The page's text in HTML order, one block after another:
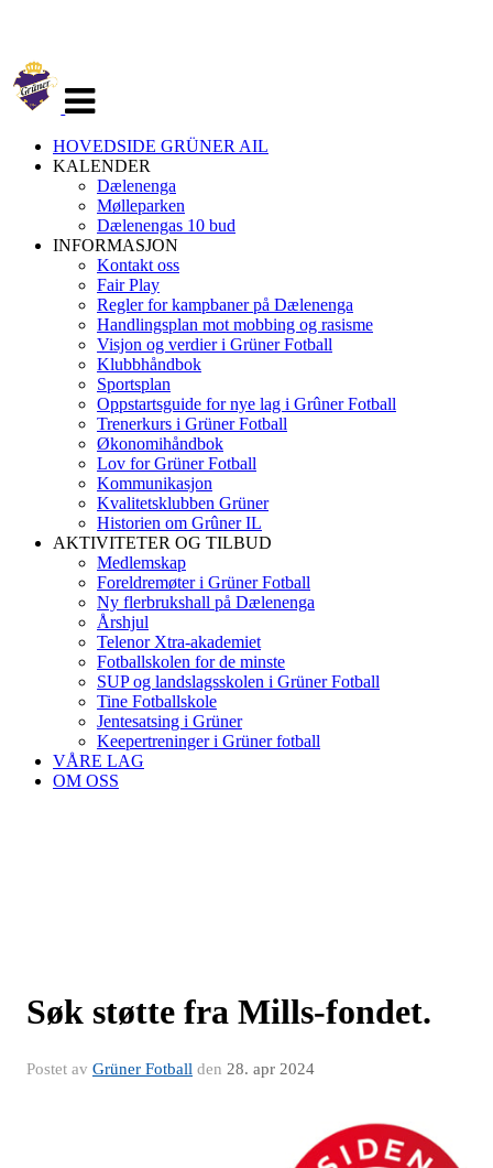
navigasjon
HOVEDSIDE GRÜNER AIL
KALENDER
Dælenenga
Mølleparken
Dælenengas 10 bud
INFORMASJON
Kontakt oss
Fair Play
Regler for kampbaner på Dælenenga
Handlingsplan mot mobbing og rasisme
Visjon og verdier i Grüner Fotball
Klubbhåndbok
Sportsplan
Oppstartsguide for nye lag i Grûner Fotball
Trenerkurs i Grüner Fotball
Økonomihåndbok
Lov for Grüner Fotball
Kommunikasjon
Kvalitetsklubben Grüner
Historien om Grûner IL
AKTIVITETER OG TILBUD
Medlemskap
Foreldremøter i Grüner Fotball
Ny flerbrukshall på Dælenenga
Årshjul
Telenor Xtra-akademiet
Fotballskolen for de minste
SUP og landslagsskolen i Grüner Fotball
Tine Fotballskole
Jentesatsing i Grüner
Keepertreninger i Grüner fotball
VÅRE LAG
OM OSS
Søk støtte fra Mills-fondet.
Postet av Grüner Fotball den 28. apr 2024